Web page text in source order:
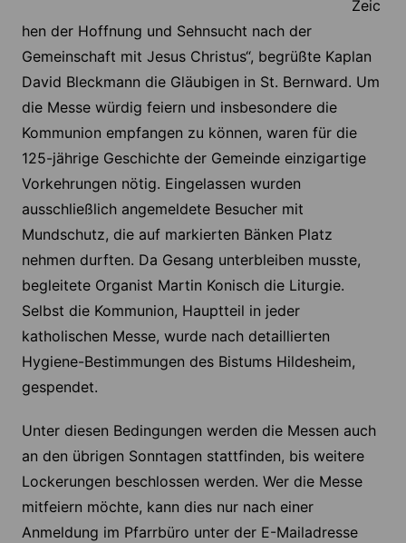
Zeic
hen der Hoffnung und Sehnsucht nach der
Gemeinschaft mit Jesus Christus“, begrüßte Kaplan
David Bleckmann die Gläubigen in St. Bernward. Um
die Messe würdig feiern und insbesondere die
Kommunion empfangen zu können, waren für die
125-jährige Geschichte der Gemeinde einzigartige
Vorkehrungen nötig. Eingelassen wurden
ausschließlich angemeldete Besucher mit
Mundschutz, die auf markierten Bänken Platz
nehmen durften. Da Gesang unterbleiben musste,
begleitete Organist Martin Konisch die Liturgie.
Selbst die Kommunion, Hauptteil in jeder
katholischen Messe, wurde nach detaillierten
Hygiene-Bestimmungen des Bistums Hildesheim,
gespendet.
Unter diesen Bedingungen werden die Messen auch
an den übrigen Sonntagen stattfinden, bis weitere
Lockerungen beschlossen werden. Wer die Messe
mitfeiern möchte, kann dies nur nach einer
Anmeldung im Pfarrbüro unter der E-Mailadresse